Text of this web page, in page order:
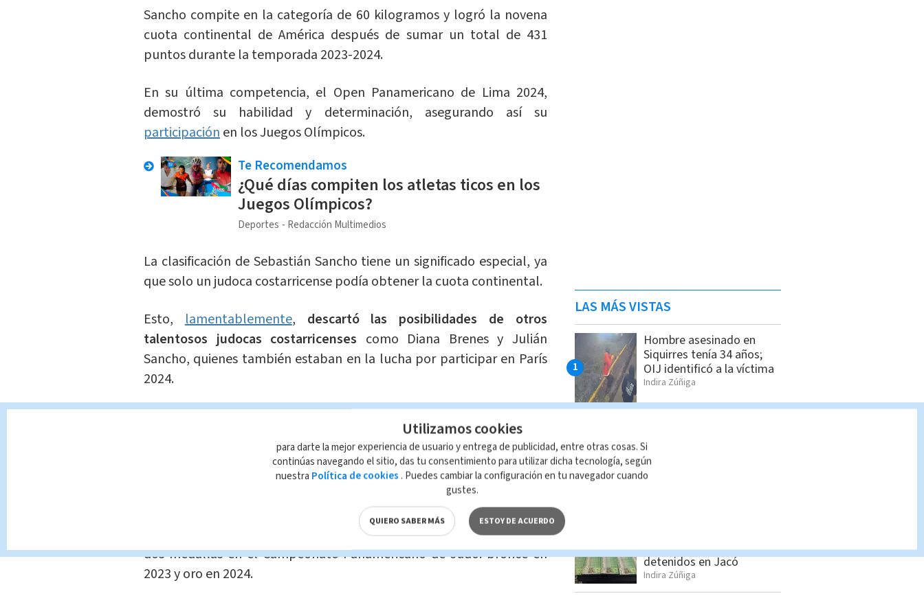
Sancho compite en la categoría de 60 kilogramos y logró la novena
cuota continental de América después de sumar un total de 431
puntos durante la temporada 2023-2024.
En su última competencia, el Open Panamericano de Lima 2024,
demostró su habilidad y determinación, asegurando así su
participaciónen los Juegos Olímpicos.
Te Recomendamos
¿Qué días compiten los atletas ticos en los
Juegos Olímpicos?
Deportes Redacción Multimedios
La clasificación de Sebastián Sancho tiene un significado especial, ya
que solo un judoca costarricense podía obtener la cuota continental.
Esto,lamentablemente, descartó las posibilidades de otros
talentosos judocas costarricenses como Diana Brenes y Julián
Sancho, quienes también estaban en la lucha por participar en París
2024.
se enfrentará a Michel Augusto de Brasil.
Michel, de 25 años y actualmente en la posición 25 del ranking
impresionantetrayectoria que incluye
una medalla de oro en los Juegos Panamericanos de Santiago 2023 y
dos medallas en el Campeonato Panamericano de Judo: bronce en
2023 y oro en 2024.
LAS MÁS VISTAS
Hombre asesinado en
Siquirres tenía 34 años;
OIJ identificó a la víctima
Indira Zúñiga
de cambio para este
viernes 7 de agosto
Indira Zúñiga
de alias “Diablo” son
detenidos en Jacó
Indira Zúñiga
Utilizamos cookies
para darte la mejor experiencia de usuario y entrega de publicidad, entre otras cosas. Si
continúas navegando el sitio, das tu consentimiento para utilizar dicha tecnología, según
nuestra Política de cookies . Puedes cambiar la configuración en tu navegador cuando
gustes.
QUIERO SABER MÁS ESTOY DE ACUERDO